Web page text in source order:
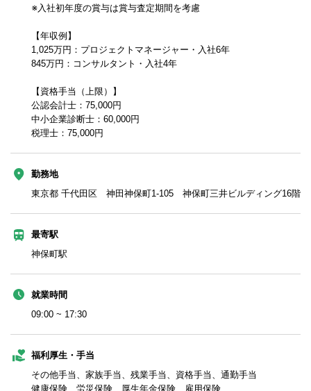
※入社初年度の賞与は賞与査定期間を考慮
【年収例】
1,025万円：プロジェクトマネージャー・入社6年
845万円：コンサルタント・入社4年
【資格手当（上限）】
公認会計士：75,000円
中小企業診断士：60,000円
税理士：75,000円
勤務地
東京都 千代田区 神田神保町1-105 神保町三井ビルディング16階
最寄駅
神保町駅
就業時間
09:00 ~ 17:30
福利厚生・手当
その他手当、家族手当、残業手当、資格手当、通勤手当
健康保険、労災保険、厚生年金保険、雇用保険